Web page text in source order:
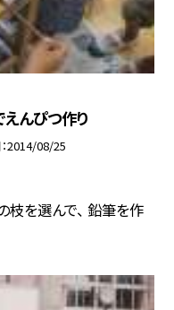
んぴつ作り
2014/08/25
枝を選んで、 鉛筆を作